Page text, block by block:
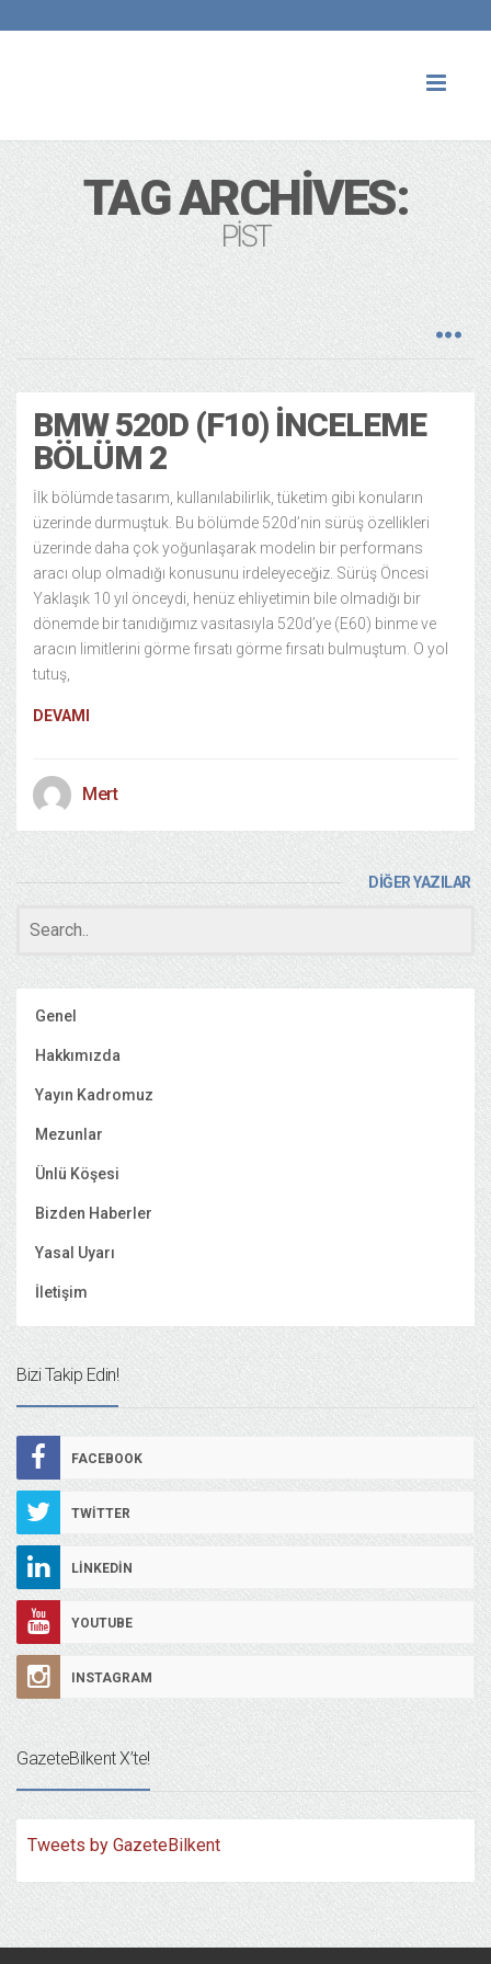
TAG ARCHIVES:
PIST
BMW 520D (F10) İNCELEME
BÖLÜM 2
İlk bölümde tasarım, kullanılabilirlik, tüketim gibi konuların
üzerinde durmuştuk. Bu bölümde 520d’nin sürüş özellikleri
üzerinde daha çok yoğunlaşarak modelin bir performans
aracı olup olmadığı konusunu irdeleyeceğiz. Sürüş Öncesi
Yaklaşık 10 yıl önceydi, henüz ehliyetimin bile olmadığı bir
dönemde bir tanıdığımız vasıtasıyla 520d’ye (E60) binme ve
aracın limitlerini görme fırsatı görme fırsatı bulmuştum. O yol
tutuş,
DEVAMI
Mert
DİĞER YAZILAR
Genel
Hakkımızda
Yayın Kadromuz
Mezunlar
Ünlü Köşesi
Bizden Haberler
Yasal Uyarı
İletişim
Bizi Takip Edin!
FACEBOOK
TWITTER
LINKEDIN
YOUTUBE
INSTAGRAM
GazeteBilkent X’te!
Tweets by GazeteBilkent